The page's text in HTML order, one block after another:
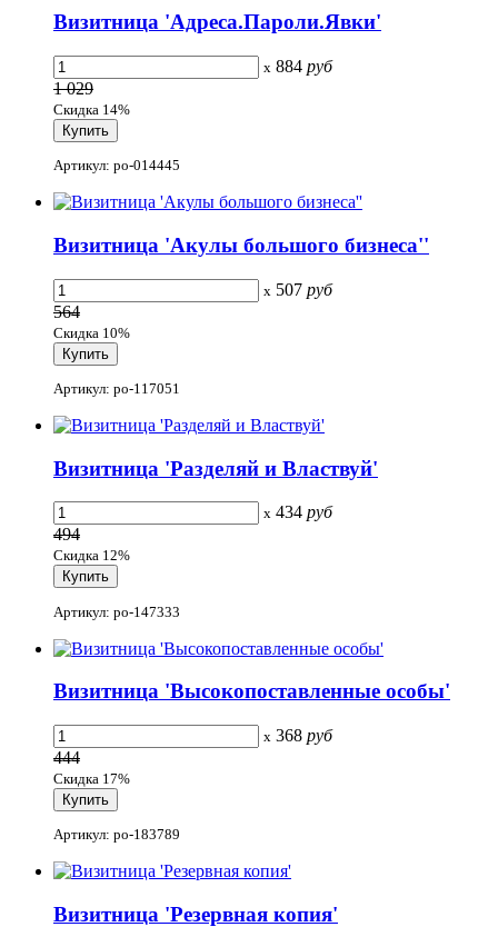
Визитница 'Адреса.Пароли.Явки'
x 884 руб
1 029
Скидка 14%
Артикул: po-014445
Визитница 'Акулы большого бизнеса''
x 507 руб
564
Скидка 10%
Артикул: po-117051
Визитница 'Разделяй и Властвуй'
x 434 руб
494
Скидка 12%
Артикул: po-147333
Визитница 'Высокопоставленные особы'
x 368 руб
444
Скидка 17%
Артикул: po-183789
Визитница 'Резервная копия'